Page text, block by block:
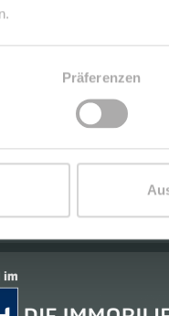
Präferenzen